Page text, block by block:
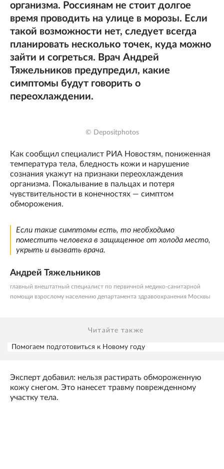
организма. Россиянам не стоит долгое
время проводить на улице в морозы. Если
такой возможности нет, следует всегда
планировать несколько точек, куда можно
зайти и согреться. Врач Андрей
Тяжельников предупредил, какие
симптомы будут говорить о
переохлаждении.
© Depositphotos
Как сообщил специалист РИА Новостям, пониженная
температура тела, бледность кожи и нарушение
сознания укажут на признаки переохлаждения
организма. Покалывание в пальцах и потеря
чувствительности в конечностях — симптом
обморожения.
Если такие симптомы есть, то необходимо
поместить человека в защищенное от холода место,
укрыть и вызвать врача.
Андрей Тяжельников
главный внештатный специалист по первичной медико-санитарной
помощи взрослому населению департамента здравоохранения Москвы
Читайте также
Помогаем подготовиться к Новому году
Эксперт добавил: нельзя растирать обмороженную
кожу снегом. Это нанесет травму поврежденному
участку тела.